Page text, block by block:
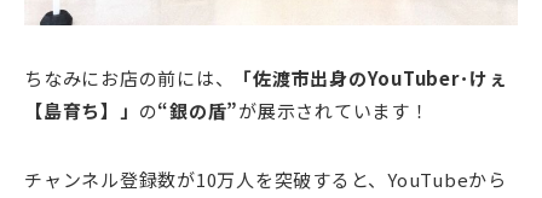
ちなみにお店の前には、
「佐渡市出身のYouTuber･けぇ
【島育ち】」 の“銀の盾”が展示されています！
チャンネル登録数が10万人を突破すると、YouTubeから